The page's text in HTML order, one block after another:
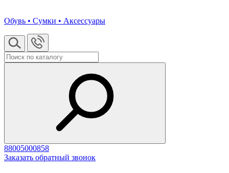
Обувь • Сумки • Аксессуары
88005000858
Заказать обратный звонок